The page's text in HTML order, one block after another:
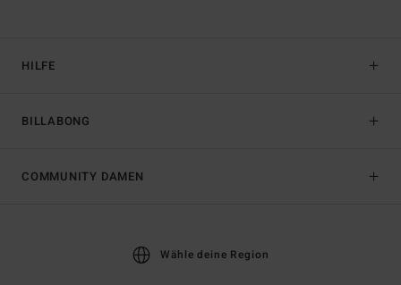
HILFE
BILLABONG
COMMUNITY DAMEN
Wähle deine Region